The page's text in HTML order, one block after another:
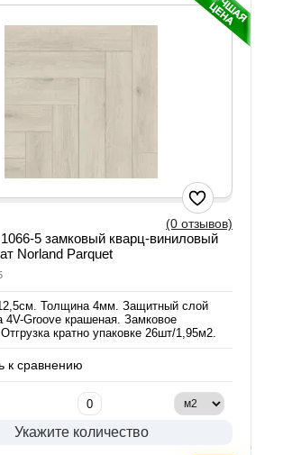
(0 отзывов)
5 замковый кварц-виниловый
Norland Parquet
Толщина 4мм. Защитный слой
Groove крашеная. Замковое
кратно упаковке 26шт/1,95м2.
к сравнению
Укажите количество